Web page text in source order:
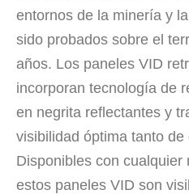
entornos de la minería y
sido probados sobre el
años. Los paneles VID
incorporan tecnología de
en negrita reflectantes y
visibilidad óptima tanto
Disponibles con
estos paneles VID son